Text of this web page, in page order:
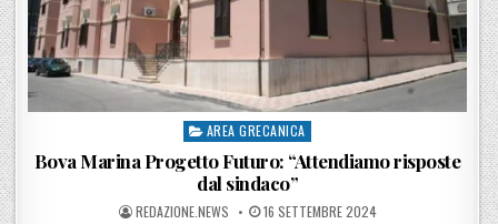
Posted in
AREA GRECANICA
Bova Marina Progetto Futuro: “Attendiamo risposte
dal sindaco”
POSTED BY
REDAZIONE.NEWS POSTED ON
16 SETTEMBRE 2024